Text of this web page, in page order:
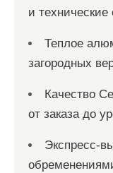
и технические
Теплое
загородных
Качество
от заказа до
Экспресс-